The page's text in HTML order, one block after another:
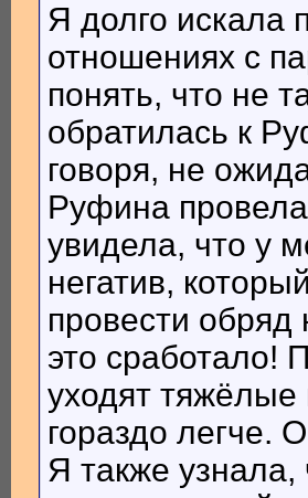
Я долго искала
отношениях с
понять, что не
обратилась к
говоря, не
Руфина
увидела, что у
негатив,
провести обряд
это сработало!
уходят
гораздо легче.
Я также